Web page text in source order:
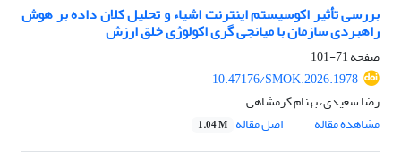
بررسی تأثیر اکوسیستم اینترنت اشیاء و تحلیل کلان داده بر هوش
راهبردی سازمان با میانجی گری اکولوژی خلق ارزش
صفحه71-101
10.47176/SMOK.2026.1978
رضا سعیدی، بهنام کرمشاهی
مشاهده مقاله
اصل مقاله 1.04 M